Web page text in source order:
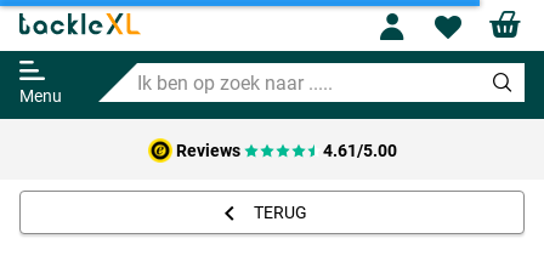
Menu
Ik
ben
op
zoek
naar
Profile
CC Moore Odyssey XXX Pop Ups
12mm (55 Stuks)
9.49
Reviews 4.61/5.00
TERUG